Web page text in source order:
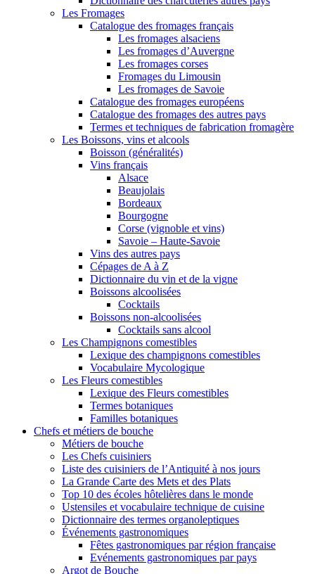
Les Fromages
Catalogue des fromages français
Les fromages alsaciens
Les fromages d’Auvergne
Les fromages corses
Fromages du Limousin
Les fromages de Savoie
Catalogue des fromages européens
Catalogue des fromages des autres pays
Termes et techniques de fabrication fromagère
Les Boissons, vins et alcools
Boisson (généralités)
Vins français
Alsace
Beaujolais
Bordeaux
Bourgogne
Corse (vignoble et vins)
Savoie – Haute-Savoie
Vins des autres pays
Cépages de A à Z
Dictionnaire du vin et de la vigne
Boissons alcoolisées
Cocktails
Boissons non-alcoolisées
Cocktails sans alcool
Les Champignons comestibles
Lexique des champignons comestibles
Vocabulaire Mycologique
Les Fleurs comestibles
Lexique des Fleurs comestibles
Termes botaniques
Familles botaniques
Chefs et métiers de bouche
Métiers de bouche
Les Chefs cuisiniers
Liste des cuisiniers de l’Antiquité à nos jours
La Grande Carte des Mets et des Plats
Top 10 des écoles hôtelières dans le monde
Ustensiles et vocabulaire technique de cuisine
Dictionnaire des termes organoleptiques
Événements gastronomiques
Fêtes gastronomiques par région française
Evénements gastronomiques par pays
Argot de Bouche